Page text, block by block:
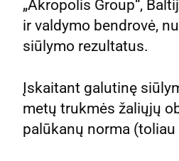
„Akropolis Group“,
ir valdymo bendrovė,
siūlymo rezultatus.
Įskaitant galutinę
metų trukmės žaliųjų
palūkanų norma